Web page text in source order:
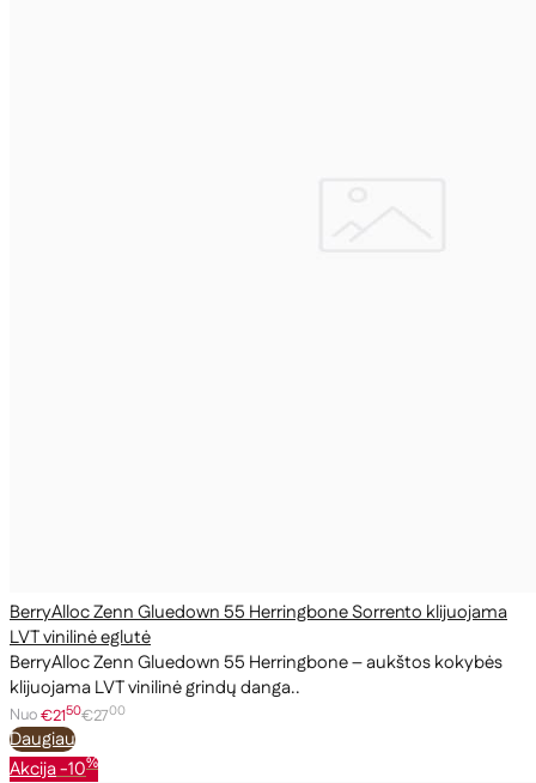
BerryAlloc Zenn Gluedown 55 Herringbone Sorrento klijuojama
LVT vinilinė eglutė
BerryAlloc Zenn Gluedown 55 Herringbone – aukštos kokybės
klijuojama LVT vinilinė grindų danga..
Nuo€2150€2700
Daugiau
Akcija-10%